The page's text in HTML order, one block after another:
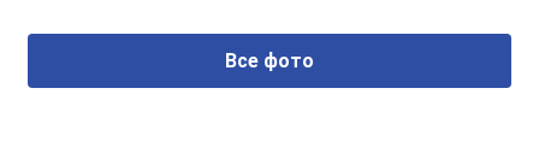
Все фото